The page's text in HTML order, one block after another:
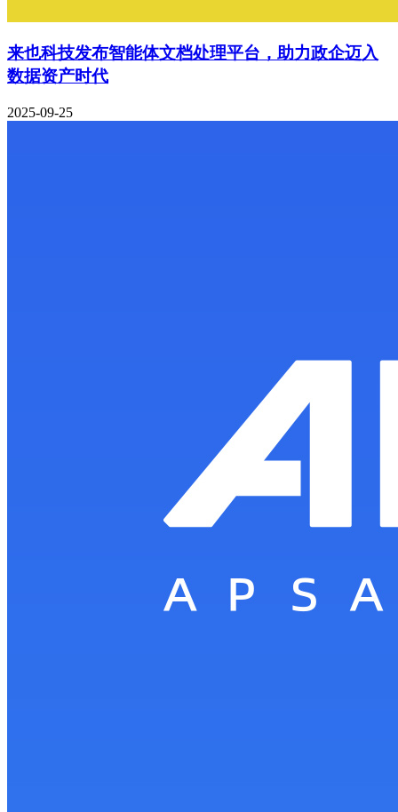
来也科技发布智能体文档处理平台，助力政企迈入
数据资产时代
2025-09-25